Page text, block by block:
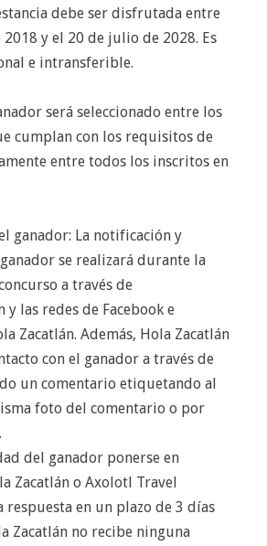
debe ser disfrutada entre
y el 20 de julio de 2028. Es
e intransferible.
será seleccionado entre los
cumplan con los requisitos de
entre todos los inscritos en
ganador: La notificación y
se realizará durante la
a través de
y las redes de Facebook e
Zacatlán. Además, Hola Zacatlán
con el ganador a través de
un comentario etiquetando al
foto del comentario o por
del ganador ponerse en
Zacatlán o Axolotl Travel
respuesta en un plazo de 3 días
Zacatlán no recibe ninguna